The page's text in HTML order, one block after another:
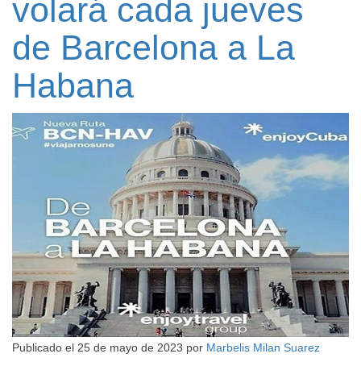
volará cada jueves
de Barcelona a La
Habana
Publicado el 25 de mayo de 2023 por Marbelis Milan Suarez